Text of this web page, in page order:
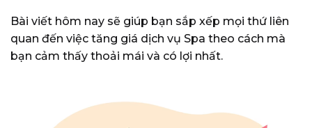
Bài viết hôm nay sẽ giúp bạn sắp xếp mọi thứ liên
quan đến việc tăng giá dịch vụ Spa theo cách mà
bạn cảm thấy thoải mái và có lợi nhất.